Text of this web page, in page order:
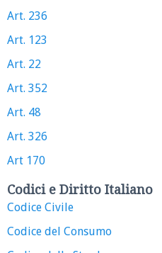
Art. 236
Art. 123
Art. 22
Art. 352
Art. 48
Art. 326
Art 170
Codici e Diritto Italiano
Codice Civile
Codice del Consumo